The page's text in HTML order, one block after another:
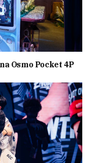
Osmo Pocket 4P